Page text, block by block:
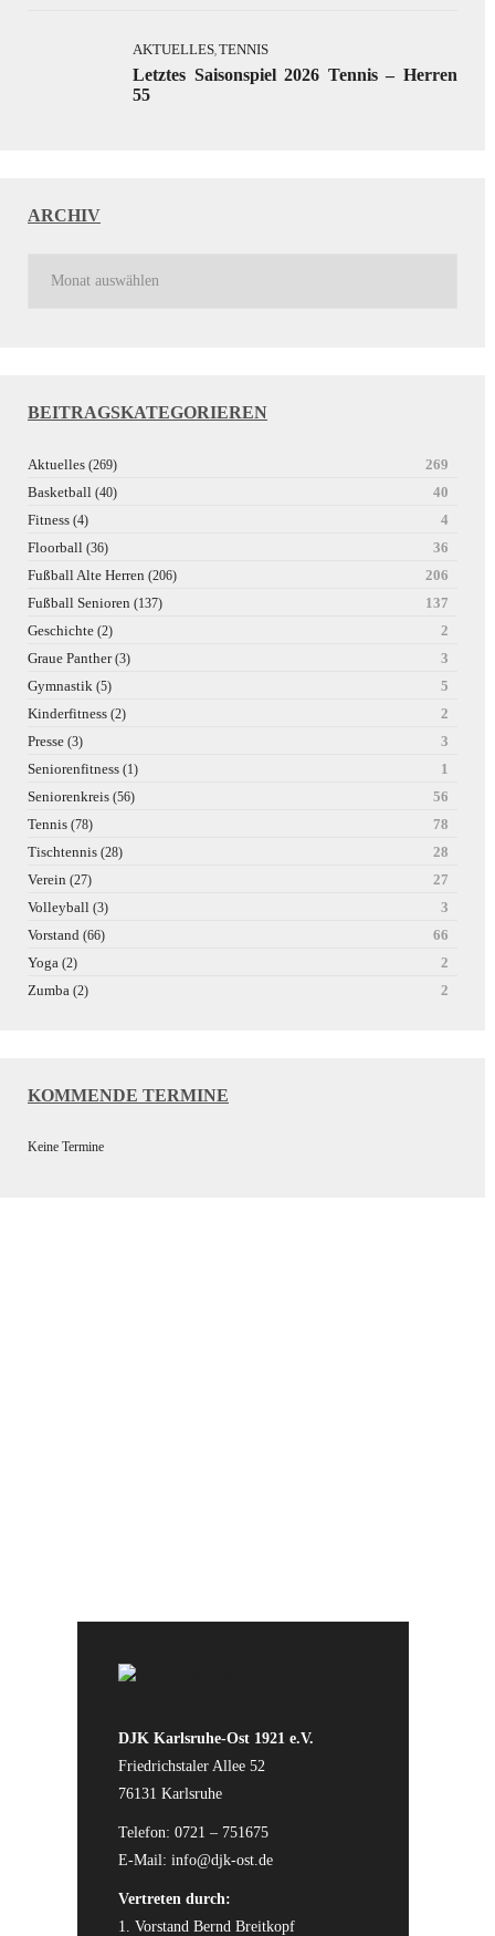
AKTUELLES, TENNIS
Letztes Saisonspiel 2026 Tennis – Herren
55
ARCHIV
BEITRAGSKATEGORIEREN
Aktuelles (269)
269
Basketball (40)
40
Fitness (4)
4
Floorball (36)
36
Fußball Alte Herren (206)
206
Fußball Senioren (137)
137
Geschichte (2)
2
Graue Panther(3)
3
Gymnastik (5)
5
Kinderfitness (2)
2
Presse (3)
3
Seniorenfitness (1)
1
Seniorenkreis (56)
56
Tennis (78)
78
Tischtennis (28)
28
Verein (27)
27
Volleyball (3)
3
Vorstand (66)
66
Yoga (2)
2
Zumba (2) 2
KOMMENDE TERMINE
Keine Termine
DJK Karlsruhe-Ost 1921 e.V.
Friedrichstaler Allee 52
76131 Karlsruhe
Telefon: 0721 – 751675
E-Mail: info@djk-ost.de
Vertreten durch:
1. Vorstand Bernd Breitkopf